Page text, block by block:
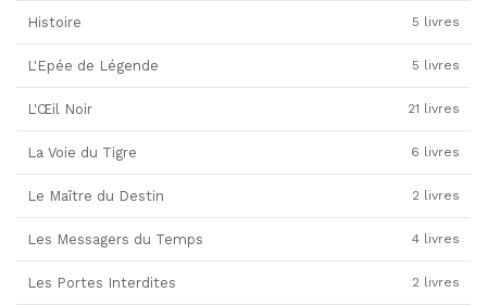
Histoire 5 livres
L'Epée de Légende 5 livres
L'Œil Noir 21 livres
La Voie du Tigre 6 livres
Le Maître du Destin 2 livres
Les Messagers du Temps 4 livres
Les Portes Interdites 2 livres